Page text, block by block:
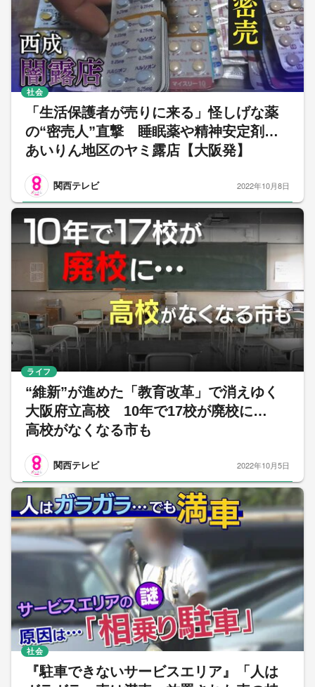
「生活保護者が売りに来る」怪しげな薬
の“密売人”直撃 睡眠薬や精神安定剤…
あいりん地区のヤミ露店【大阪発】
関西テレビ
社会
2022年10月8日
“維新”が進めた「教育改革」で消えゆく
大阪府立高校 10年で17校が廃校に…
高校がなくなる市も
関西テレビ
ライフ
2022年10月5日
『駐車できないサービスエリア』「人は
社会